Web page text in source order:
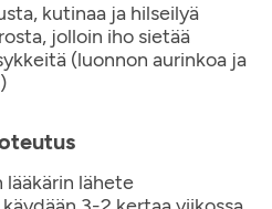
kutinaa ja hilseilyä
jolloin iho sietää
(luonnon aurinkoa ja
lähete